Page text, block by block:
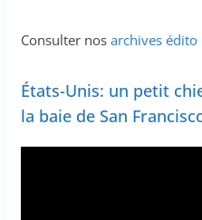
Consulter nos archives édito
États-Unis: un petit
la baie de San